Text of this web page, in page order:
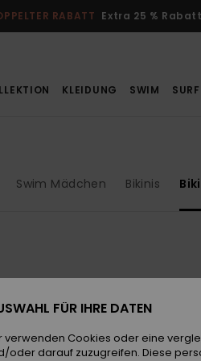
RABATT Extra 25 %
KLEIDUNG SWIM SURF
Swim Mädchen Bikinis
FÜR IHRE DATEN
verwenden Cookies oder eine
oder darauf zuzugreifen. Diese